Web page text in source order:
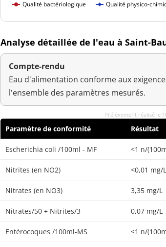
Qualité bactériologique Qualité physico-
Analyse détaillée de l'eau à Saint-
Compte-rendu
Eau d'alimentation conforme aux
l'ensemble des paramètres mesurés.
Prélèvement réalisé le
Paramètre de conformité Résultat
Escherichia coli /100ml - MF <1 n/
Nitrites (en NO2) <0,01 mg/L
Nitrates (en NO3) 3,35 mg/L
Nitrates/50 + Nitrites/3 0,07 mg/L
Entérocoques /100ml-MS <1 n/